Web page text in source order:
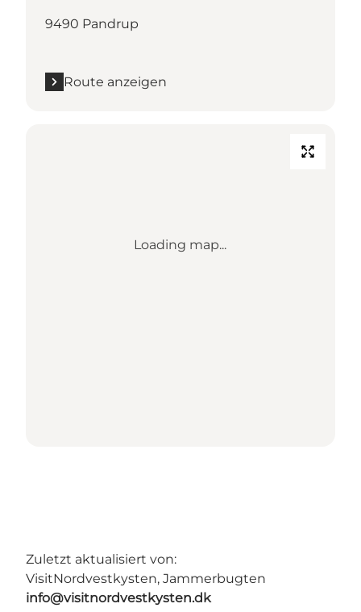
9490 Pandrup
Route anzeigen
Loading map...
Zuletzt aktualisiert von:
VisitNordvestkysten, Jammerbugten
info@visitnordvestkysten.dk